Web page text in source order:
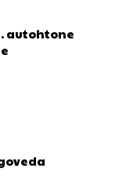
autohtone